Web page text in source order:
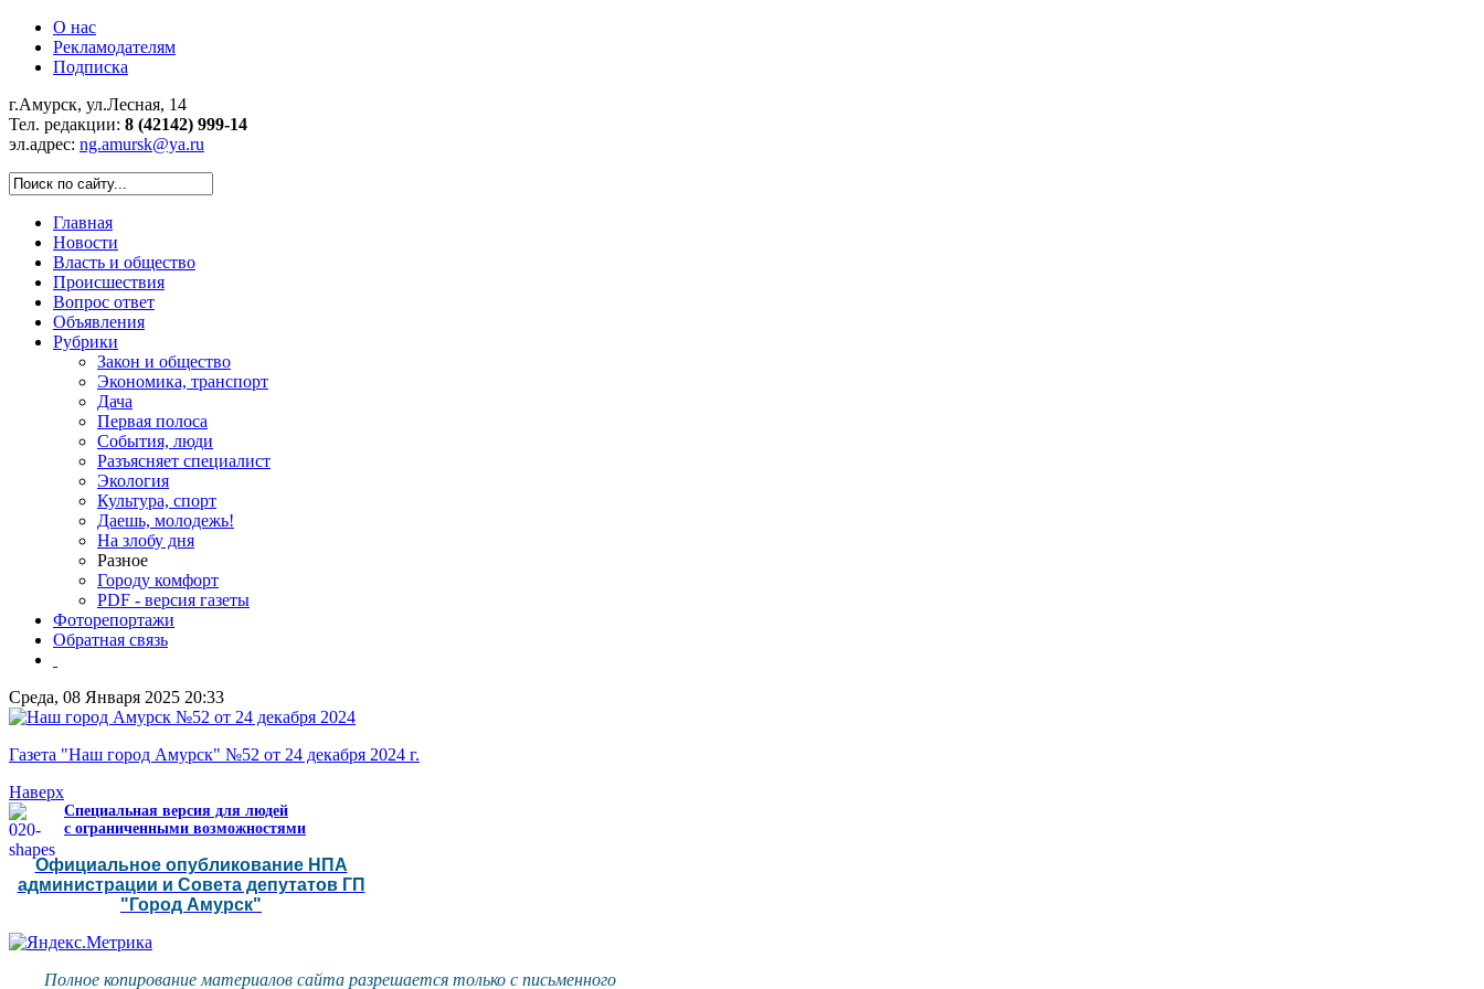
О нас
Рекламодателям
Подписка
г.Амурск, ул.Лесная, 14
Тел. редакции: 8 (42142) 999-14
эл.адрес: ng.amursk@ya.ru
Главная
Новости
Власть и общество
Происшествия
Вопрос ответ
Объявления
Рубрики
Закон и общество
Экономика, транспорт
Дача
Первая полоса
События, люди
Разъясняет специалист
Экология
Культура, спорт
Даешь, молодежь!
На злобу дня
Разное
Городу комфорт
PDF - версия газеты
Фоторепортажи
Обратная связь
Среда, 08 Января 2025 20:33
Газета "Наш город Амурск" №52 от 24 декабря 2024 г.
Наверх
Специальная версия для людей
с ограниченными возможностями
Официальное опубликование НПА
администрации и Совета депутатов ГП
"Город Амурск"
Полное копирование материалов сайта разрешается только с письменного